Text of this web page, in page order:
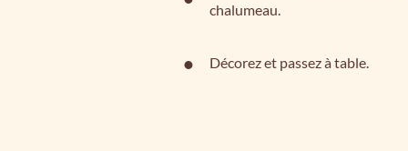
chalumeau.
Décorez et passez à table.